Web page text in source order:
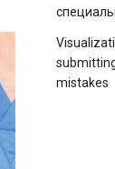
mistakes